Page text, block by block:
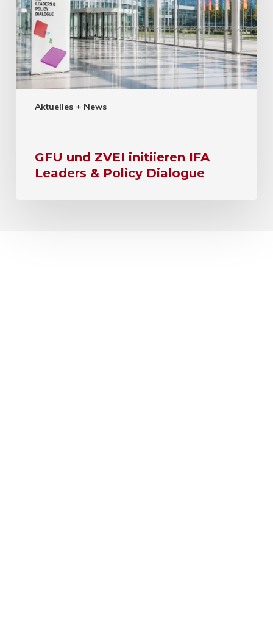
Aktuelles + News
GFU und ZVEI initiieren IFA
Leaders & Policy Dialogue